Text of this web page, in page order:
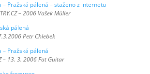
– Pražská pálená – staženo z internetu
– 2006 Vašek Müller
pálená
Petr Chlebek
– Pražská pálená
– 13. 3. 2006 Fat Guitar